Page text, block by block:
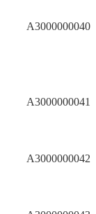
A3000000040
A3000000041
A3000000042